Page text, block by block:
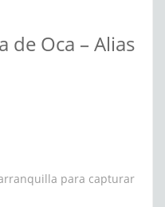
de Oca – Alias
para capturar